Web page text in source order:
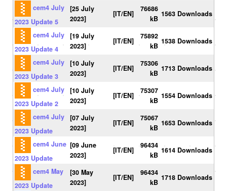
cem4 July
2023 Update 5
[25 July
2023]
[IT/EN]
76686
kB
1563 Downloads
cem4 July
2023 Update 4
[19 July
2023]
[IT/EN]
75892
kB
1538 Downloads
cem4 July
2023 Update 3
[10 July
2023]
[IT/EN]
75306
kB
1713 Downloads
cem4 July
2023 Update 2
[10 July
2023]
[IT/EN]
75307
kB
1554 Downloads
cem4 July
2023 Update
[07 July
2023]
[IT/EN]
75067
kB
1653 Downloads
cem4 June
2023 Update
[09 June
2023]
[IT/EN]
96434
kB
1614 Downloads
cem4 May
2023 Update
[30 May
2023]
[IT/EN]
96434
kB
1718 Downloads